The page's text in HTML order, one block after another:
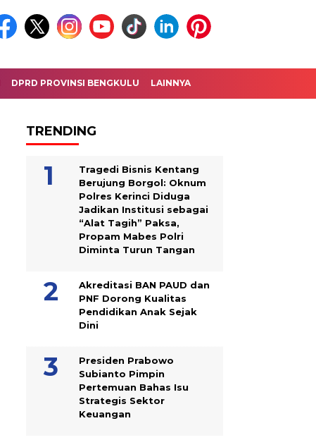
DPRD PROVINSI BENGKULU LAINNYA
TRENDING
Tragedi Bisnis Kentang
Berujung Borgol: Oknum
Polres Kerinci Diduga
Jadikan Institusi sebagai
“Alat Tagih” Paksa,
Propam Mabes Polri
Diminta Turun Tangan
Akreditasi BAN PAUD dan
PNF Dorong Kualitas
Pendidikan Anak Sejak
Dini
Presiden Prabowo
Subianto Pimpin
Pertemuan Bahas Isu
Strategis Sektor
Keuangan